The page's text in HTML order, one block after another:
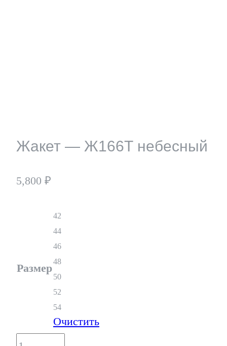
Жакет — Ж166Т небесный
5,800 ₽
Размер
42
44
46
48
50
52
54
Очистить